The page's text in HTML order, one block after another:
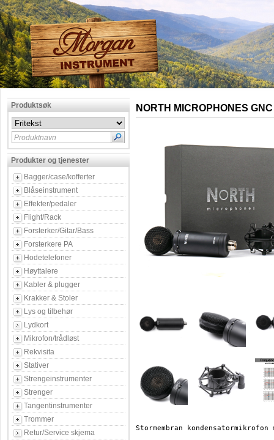
Produktsøk
Produktnavn
Produkter og tjenester
Bagger/case/kofferter
Blåseinstrument
Effekter/pedaler
Flight/Rack
Forsterker/Gitar/Bass
Forsterkere PA
Hodetelefoner
Høyttalere
Kabler & plugger
Krakker & Stoler
Lys og tilbehør
Lydkort
Mikrofon/trådløst
Rekvisita
Stativer
Strengeinstrumenter
Strenger
Tangentinstrumenter
Trommer
Retur/Service skjema
NORTH MICROPHONES
Stormembran